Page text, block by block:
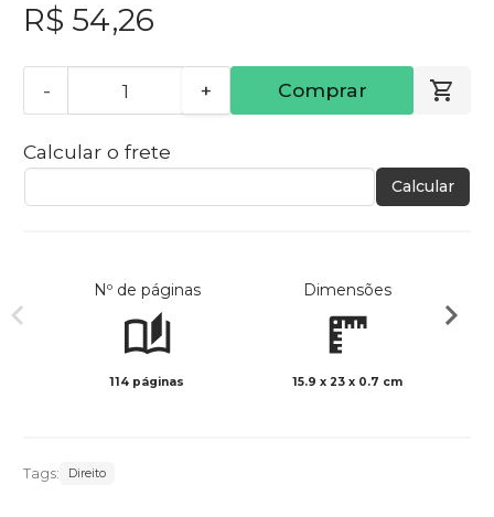
R$ 54,26
- + Comprar
Calcular o frete
Calcular
Nº de páginas
114 páginas
Dimensões
15.9 x 23 x 0.7 cm
Tags: Direito